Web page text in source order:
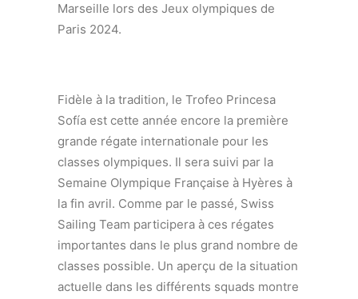
Marseille lors des Jeux olympiques de
Paris 2024.
Fidèle à la tradition, le Trofeo Princesa
Sofía est cette année encore la première
grande régate internationale pour les
classes olympiques. Il sera suivi par la
Semaine Olympique Française à Hyères à
la fin avril. Comme par le passé, Swiss
Sailing Team participera à ces régates
importantes dans le plus grand nombre de
classes possible. Un aperçu de la situation
actuelle dans les différents squads montre